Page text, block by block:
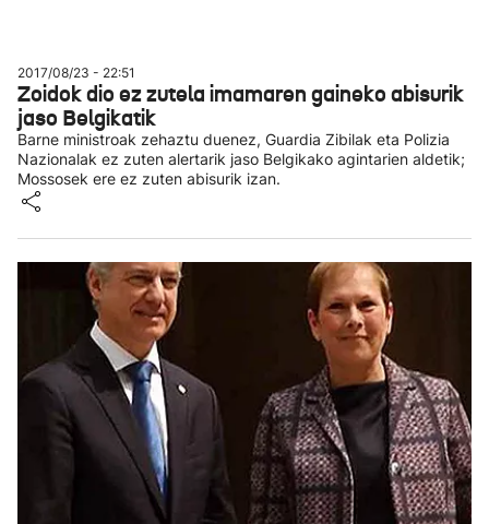
2017/08/23 - 22:51
Zoidok dio ez zutela imamaren gaineko abisurik
jaso Belgikatik
Barne ministroak zehaztu duenez, Guardia Zibilak eta Polizia
Nazionalak ez zuten alertarik jaso Belgikako agintarien aldetik;
Mossosek ere ez zuten abisurik izan.